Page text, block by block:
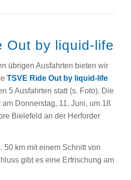
Out by liquid-life
übrigen Ausfahrten bieten wir
TSVE Ride Out by liquid-life
5 Ausfahrten statt (s. Foto). Die
am Donnerstag, 11. Juni, um 18
Bielefeld an der Herforder
50 km mit einem Schnitt von
gibt es eine Erfrischung am